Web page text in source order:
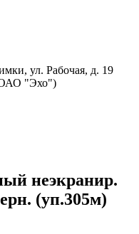
ул. Рабочая, д. 19
ОАО "Эхо")
неэкранир.
(уп.305м)